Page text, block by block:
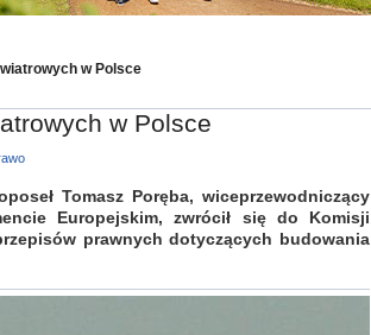
w Polsce
w Polsce
Tomasz Poręba, wiceprzewodniczący
Europejskim, zwrócił się do Komisji
prawnych dotyczących budowania